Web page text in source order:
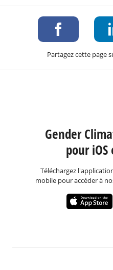
Partagez cette page
Gender
pour
Téléchargez
mobile pour accéder à